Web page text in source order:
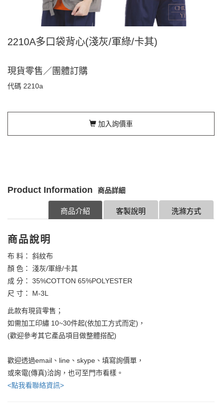
2210A多口袋背心(淺灰/軍綠/卡其)
現貨零售／團體訂購
代碼 2210a
加入詢價車
Product Information 商品詳細
洗滌方式
客製說明
商品介紹
商品說明
布 料： 斜紋布
顏 色： 淺灰/軍綠/卡其
成 分： 35%COTTON 65%POLYESTER
尺 寸： M-3L
此款有現貨零售；
如需加工印繡 10~30件起(依加工方式而定)，
(歡迎參考其它產品項目做整體搭配)
歡迎透過email、line、skype、填寫詢價單，
或來電(傳真)洽詢，也可至門市看樣。
<點我看聯絡資訊>